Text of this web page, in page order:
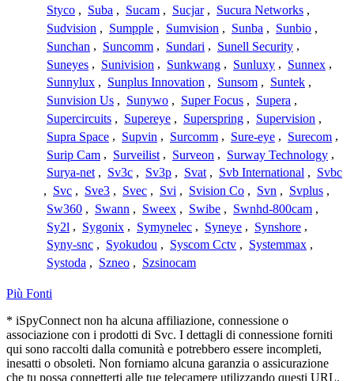
Styco , Suba , Sucam , Sucjar , Sucura Networks ,
Sudvision , Sumpple , Sumvision , Sunba , Sunbio ,
Sunchan , Suncomm , Sundari , Sunell Security ,
Suneyes , Sunivision , Sunkwang , Sunluxy , Sunnex ,
Sunnylux , Sunplus Innovation , Sunsom , Suntek ,
Sunvision Us , Sunywo , Super Focus , Supera ,
Supercircuits , Supereye , Superspring , Supervision ,
Supra Space , Supvin , Surcomm , Sure-eye , Surecom ,
Surip Cam , Surveilist , Surveon , Surway Technology ,
Surya-net , Sv3c , Sv3p , Svat , Svb International , Svbc
, Svc , Sve3 , Svec , Svi , Svision Co , Svn , Svplus ,
Sw360 , Swann , Sweex , Swibe , Swnhd-800cam ,
Sy2l , Sygonix , Symynelec , Syneye , Synshore ,
Syny-snc , Syokudou , Syscom Cctv , Systemmax ,
Systoda , Szneo , Szsinocam
Più Fonti
* iSpyConnect non ha alcuna affiliazione, connessione o
associazione con i prodotti di Svc. I dettagli di connessione forniti
qui sono raccolti dalla comunità e potrebbero essere incompleti,
inesatti o obsoleti. Non forniamo alcuna garanzia o assicurazione
che tu possa connetterti alle tue telecamere utilizzando questi URL.